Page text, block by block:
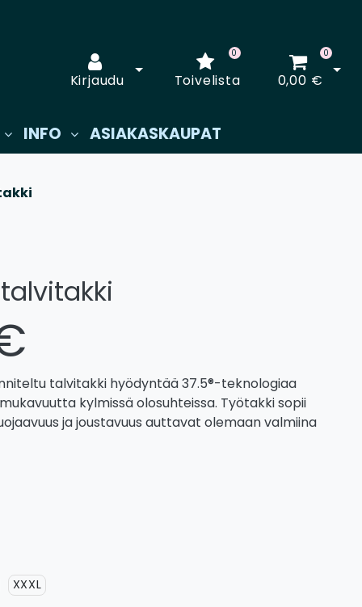
Kirjaudu
Avaa kirjautuminen
Toivelista
0 0
0,00 €
INFO ASIAKASKAUPAT
talvitakki hyödyntää 37.5®-teknologiaa
kylmissä olosuhteissa. Työtakki sopii
ja joustavuus auttavat olemaan valmiina
XXXL